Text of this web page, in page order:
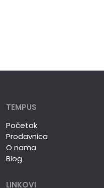
TEMPUS
Početak
Prodavnica
O nama
Blog
LINKOVI